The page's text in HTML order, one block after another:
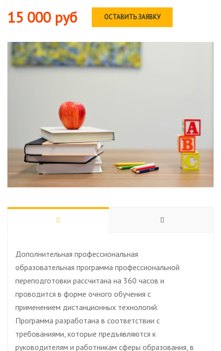
15 000 руб
ОСТАВИТЬ ЗАЯВКУ
Дополнительная профессиональная
образовательная программа профессиональной
переподготовки рассчитана на 360 часов и
проводится в форме очного обучения с
применением дистанционных технологий.
Программа разработана в соответствии с
требованиями, которые предъявляются к
руководителям и работникам сферы образования, в